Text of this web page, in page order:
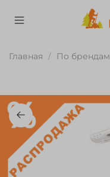
Главная По брендам